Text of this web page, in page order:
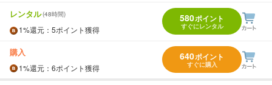
レンタル(48時間)
1%還元 ：5ポイント獲得
580ポイント
すぐにレンタル
購入
1%還元 ：6ポイント獲得
640ポイント
すぐに購入